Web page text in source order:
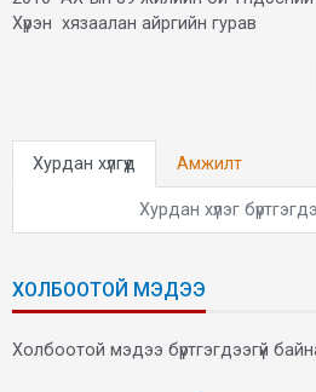
Хүрэн хязаалан айргийн гурав
Хурдан хүлгүүд Амжилт
Хурдан хүлэг
ХОЛБООТОЙ МЭДЭЭ
Холбоотой мэдээ бүртгэгдээгүй